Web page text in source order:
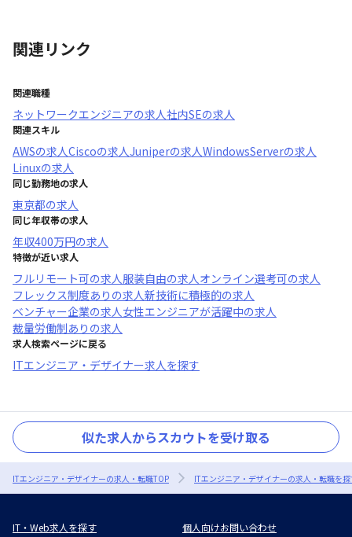
関連リンク
関連職種
ネットワークエンジニアの求人社内SEの求人
関連スキル
AWSの求人Ciscoの求人Juniperの求人WindowsServerの求人
Linuxの求人
同じ勤務地の求人
東京都の求人
同じ年収帯の求人
年収400万円の求人
特徴が近い求人
フルリモート可の求人服装自由の求人オンライン選考可の求人
フレックス制度あり の求人新技術に積極的の求人
ベンチャー企業の求人女性エンジニアが活躍中の求人
裁量労働制あり の求人
求人検索ページに戻る
ITエンジニア・デザイナー求人を探す
似た求人からスカウトを受け取る
ITエンジニア・デザイナーの求人・転職TOP ITエンジニア・デザイナーの求人・転職を
IT・Web求人を探す 個人向けお問い合わせ